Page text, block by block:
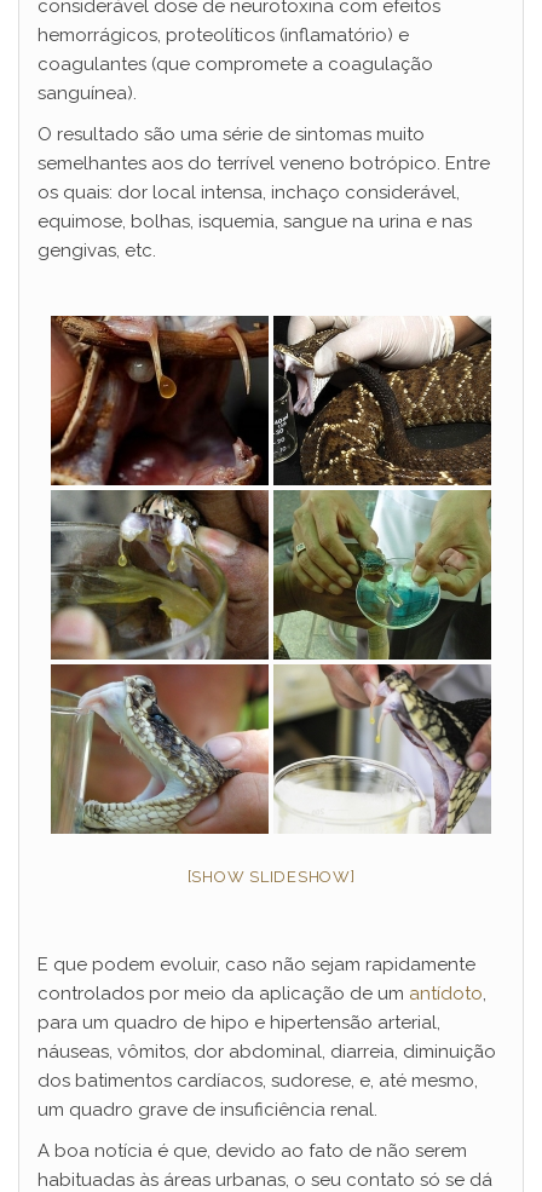
considerável dose de neurotoxina com efeitos
hemorrágicos, proteolíticos (inflamatório) e
coagulantes (que compromete a coagulação
sanguínea).
O resultado são uma série de sintomas muito
semelhantes aos do terrível veneno botrópico. Entre
os quais: dor local intensa, inchaço considerável,
equimose, bolhas, isquemia, sangue na urina e nas
gengivas, etc.
[SHOW SLIDESHOW]
E que podem evoluir, caso não sejam rapidamente
controlados por meio da aplicação de um antídoto,
para um quadro de hipo e hipertensão arterial,
náuseas, vômitos, dor abdominal, diarreia, diminuição
dos batimentos cardíacos, sudorese, e, até mesmo,
um quadro grave de insuficiência renal.
A boa notícia é que, devido ao fato de não serem
habituadas às áreas urbanas, o seu contato só se dá